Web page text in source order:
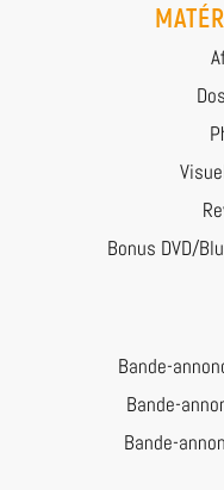
Bonus DVD/
Bande-
Bande-
Bande-